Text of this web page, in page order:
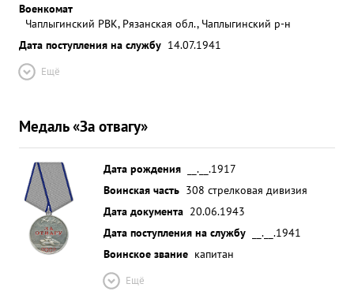
Военкомат
Чаплыгинский РВК, Рязанская обл., Чаплыгинский р-н
Дата поступления на службу 14.07.1941
Ещё
Медаль «За отвагу»
Дата рождения
__.__.1917
Воинская часть 308 стрелковая дивизия
Дата документа 20.06.1943
Дата поступления на службу
__.__.1941
Воинское звание капитан
Ещё